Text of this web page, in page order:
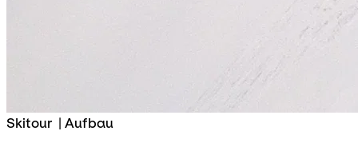
Skitour | Aufbau